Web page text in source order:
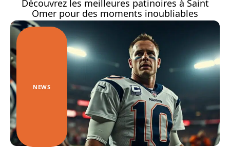
Découvrez les meilleures patinoires à Saint
Omer pour des moments inoubliables
NEWS